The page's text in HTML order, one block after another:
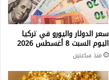
سعر الدولار واليورو في تركيا
اليوم السبت 8 أغسطس 2026
منذ ساعتين